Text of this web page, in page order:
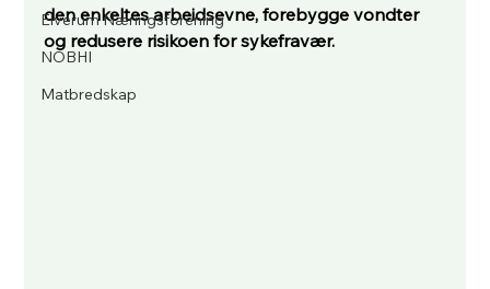
Elverum Næringsforening
NOBHI
Matbredskap
den enkeltes arbeidsevne, forebygge vondter
og redusere risikoen for sykefravær.